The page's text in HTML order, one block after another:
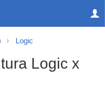
Logic
Logic x